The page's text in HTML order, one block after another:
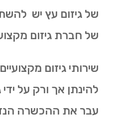
של גיזום עץ יש
של חברת גיזום
שירותי גיזום
להינתן אך ורק על
עבר את ההכשרה